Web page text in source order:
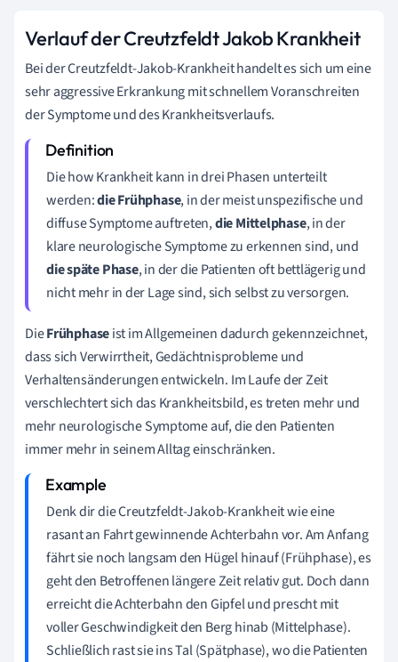
Verlauf der Creutzfeldt Jakob Krankheit
Bei der Creutzfeldt-Jakob-Krankheit handelt es sich um eine
sehr aggressive Erkrankung mit schnellem Voranschreiten
der Symptome und des Krankheitsverlaufs.
Die how Krankheit kann in drei Phasen unterteilt
werden:die Frühphase, in der meist unspezifische und
diffuse Symptome auftreten,die Mittelphase, in der
klare neurologische Symptome zu erkennen sind, und
die späte Phase, in der die Patienten oft bettlägerig und
nicht mehr in der Lage sind, sich selbst zu versorgen.
DieFrühphaseist im Allgemeinen dadurch gekennzeichnet,
dass sich Verwirrtheit, Gedächtnisprobleme und
Verhaltensänderungen entwickeln. Im Laufe der Zeit
verschlechtert sich das Krankheitsbild, es treten mehr und
mehr neurologische Symptome auf, die den Patienten
immer mehr in seinem Alltag einschränken.
Denk dir die Creutzfeldt-Jakob-Krankheit wie eine
rasant an Fahrt gewinnende Achterbahn vor. Am Anfang
fährt sie noch langsam den Hügel hinauf (Frühphase), es
geht den Betroffenen längere Zeit relativ gut. Doch dann
erreicht die Achterbahn den Gipfel und prescht mit
voller Geschwindigkeit den Berg hinab (Mittelphase).
Schließlich rast sie ins Tal (Spätphase), wo die Patienten